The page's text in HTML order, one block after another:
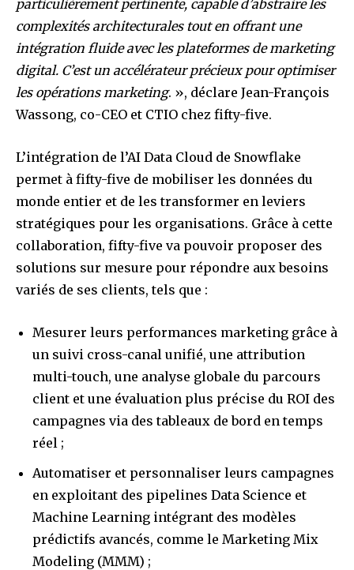
particulièrement pertinente, capable d’abstraire les
complexités architecturales tout en offrant une
intégration fluide avec les plateformes de marketing
digital. C’est un accélérateur précieux pour optimiser
les opérations marketing. », déclare Jean-François
Wassong, co-CEO et CTIO chez fifty-five.
L’intégration de l’AI Data Cloud de Snowflake
permet à fifty-five de mobiliser les données du
monde entier et de les transformer en leviers
stratégiques pour les organisations. Grâce à cette
collaboration, fifty-five va pouvoir proposer des
solutions sur mesure pour répondre aux besoins
variés de ses clients, tels que :
Mesurer leurs performances marketing grâce à
un suivi cross-canal unifié, une attribution
multi-touch, une analyse globale du parcours
client et une évaluation plus précise du ROI des
campagnes via des tableaux de bord en temps
réel ;
Automatiser et personnaliser leurs campagnes
en exploitant des pipelines Data Science et
Machine Learning intégrant des modèles
prédictifs avancés, comme le Marketing Mix
Modeling (MMM) ;